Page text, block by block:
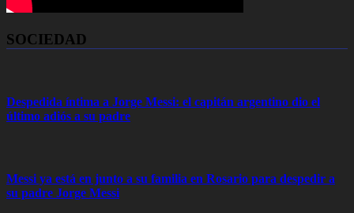
SOCIEDAD
Despedida íntima a Jorge Messi: el capitán argentino dio el
último adiós a su padre
Messi ya está en junto a su familia en Rosario para despedir a
su padre Jorge Messi